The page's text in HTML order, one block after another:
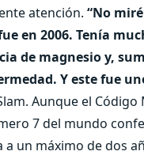
atención. “No
en 2006. Tenía
de magnesio y,
Y este fue
Aunque el
7 del mundo
un máximo de dos